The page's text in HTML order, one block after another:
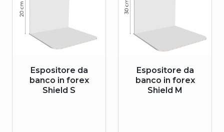
Espositore da
banco in forex
Shield S
Espositore da
banco in forex
Shield M